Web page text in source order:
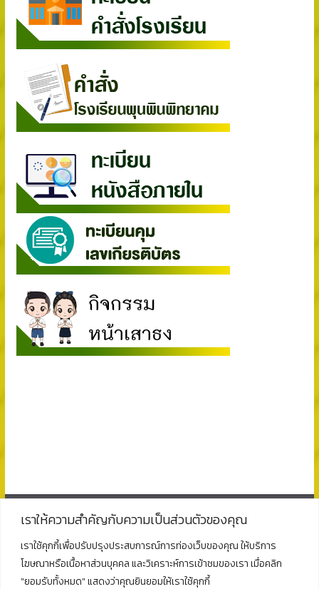
เราให้ความสำคัญกับความเป็นส่วนตัวของคุณ
เราใช้คุกกี้เพื่อปรับปรุงประสบการณ์การท่องเว็บของคุณ ให้บริการ
โฆษณาหรือเนื้อหาส่วนบุคคล และวิเคราะห์การเข้าชมของเรา เมื่อคลิก
"ยอมรับทั้งหมด" แสดงว่าคุณยินยอมให้เราใช้คุกกี้
โรงเรียนพุนพินพิทยาคม
ตั้งอยู่ที่เลขที่ 125 ถนนธราธิบดี ตำบลท่าข้าม อำเภอพุนพิน